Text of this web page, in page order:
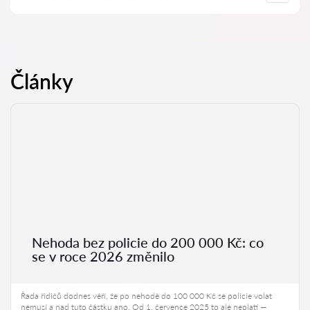
Články
Nehoda bez policie do 200 000 Kč: co
se v roce 2026 změnilo
Řada řidičů dodnes věří, že po nehodě do 100 000 Kč se policie volat
nemusí a nad tuto částku ano. Od 1. července 2025 to ale neplatí —